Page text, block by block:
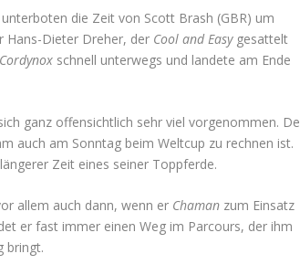
die Zeit von Scott Brash (GBR) um
Hans-Dieter Dreher, der Cool and Easy gesattelt
Cordynox schnell unterwegs und landete am Ende
ganz offensichtlich sehr viel vorgenommen.
auch am Sonntag beim Weltcup zu rechnen ist.
Zeit eines seiner Toppferde.
allem auch dann, wenn er Chaman zum Einsatz
er fast immer einen Weg im Parcours, der ihm
bringt.